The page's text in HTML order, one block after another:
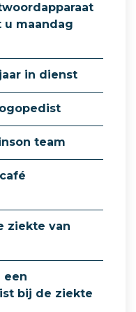
u maandag
in dienst
team
ziekte van
een
bij de ziekte